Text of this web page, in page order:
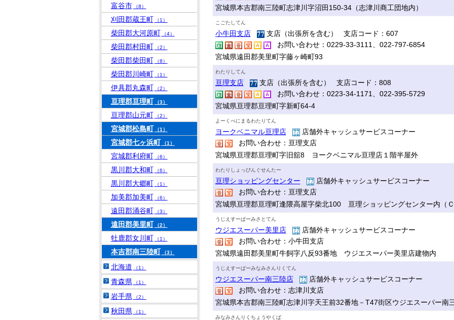
宮城県本吉郡南三陸町志津川字沼田150-34（志津川商工団地内）
こごたしてん
小牛田支店
支店（出張所を含む） 支店コード：607
お問い合わせ：0229-33-3111、022-797-6854
宮城県遠田郡美里町字藤ヶ崎町93
わたりしてん
亘理支店
支店（出張所を含む） 支店コード：808
お問い合わせ：0223-34-1171、022-395-5729
宮城県亘理郡亘理町字新町64-4
よーくべにまるわたりてん
ヨークベニマル亘理店
店舗外キャッシュサービスコーナー
お問い合わせ：亘理支店
宮城県亘理郡亘理町字旧舘8 ヨークベニマル亘理店１階半屋外
わたりしょっぴんぐせんたー
亘理ショッピングセンター
店舗外キャッシュサービスコーナー
お問い合わせ：亘理支店
宮城県亘理郡亘理町逢隈高屋字柴北100 亘理ショッピングセンター内（Ｃ
うじえすーぱーみさとてん
ウジエスーパー美里店
店舗外キャッシュサービスコーナー
お問い合わせ：小牛田支店
宮城県遠田郡美里町牛飼字八反93番地 ウジエスーパー美里店建物内
うじえすーぱーみなみさんりくてん
ウジエスーパー南三陸店
店舗外キャッシュサービスコーナー
お問い合わせ：志津川支店
宮城県本吉郡南三陸町志津川字天王前32番地－T47街区ウジエスーパー南
みなみさんりくちょうやくば
富谷市 （8）
刈田郡蔵王町 （1）
柴田郡大河原町 （4）
柴田郡村田町 （2）
柴田郡柴田町 （8）
柴田郡川崎町 （1）
伊具郡丸森町 （2）
亘理郡亘理町 （3）
亘理郡山元町 （2）
宮城郡松島町 （1）
宮城郡七ヶ浜町 （1）
宮城郡利府町 （6）
黒川郡大和町 （6）
黒川郡大郷町 （1）
加美郡加美町 （6）
遠田郡涌谷町 （3）
遠田郡美里町 （2）
牡鹿郡女川町 （1）
本吉郡南三陸町 （3）
北海道 （1）
青森県 （1）
岩手県 （2）
秋田県 （1）